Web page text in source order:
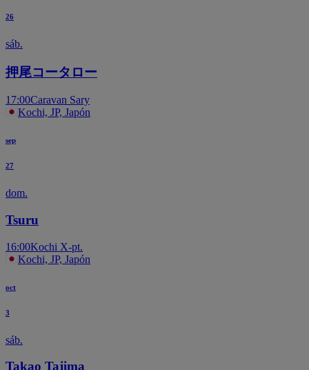
26
sáb.
押尾コータロー
17:00Caravan Sary
Kochi, JP, Japón
sep
27
dom.
Tsuru
16:00Kochi X-pt.
Kochi, JP, Japón
oct
3
sáb.
Takao Tajima